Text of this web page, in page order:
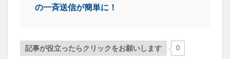
の一斉送信が簡単に！
記事が役立ったらクリックをお願いします 0